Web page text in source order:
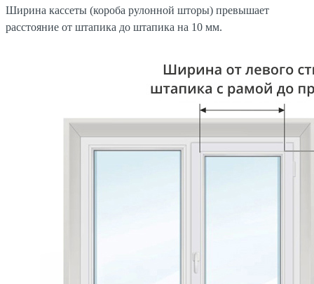
Ширина кассеты (короба рулонной шторы) превышает
расстояние от штапика до штапика на 10 мм.